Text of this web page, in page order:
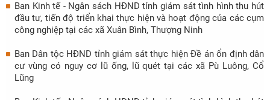
Ban Kinh tế - Ngân sách HĐND tỉnh giám sát tình hình thu hút
đầu tư, tiến độ triển khai thực hiện và hoạt động của các cụm
công nghiệp tại các xã Xuân Bình, Thượng Ninh
Ban Dân tộc HĐND tỉnh giám sát thực hiện Đề án ổn định dân
cư vùng có nguy cơ lũ ống, lũ quét tại các xã Pù Luông, Cổ
Lũng